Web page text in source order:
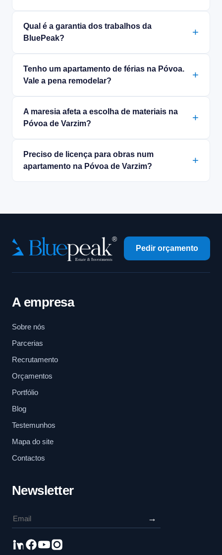
Qual é a garantia dos trabalhos da
BluePeak?
Tenho um apartamento de férias na Póvoa.
Vale a pena remodelar?
A maresia afeta a escolha de materiais na
Póvoa de Varzim?
Preciso de licença para obras num
apartamento na Póvoa de Varzim?
Pedir orçamento
A empresa
Sobre nós
Parcerias
Recrutamento
Orçamentos
Portfólio
Blog
Testemunhos
Mapa do site
Contactos
Newsletter
→